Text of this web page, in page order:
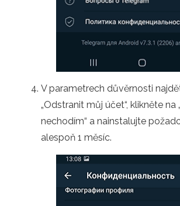
V parametrech důvěrnosti
„Odstranit můj účet“, klikněte na
nechodím“ a nainstalujte
alespoň 1 měsíc.